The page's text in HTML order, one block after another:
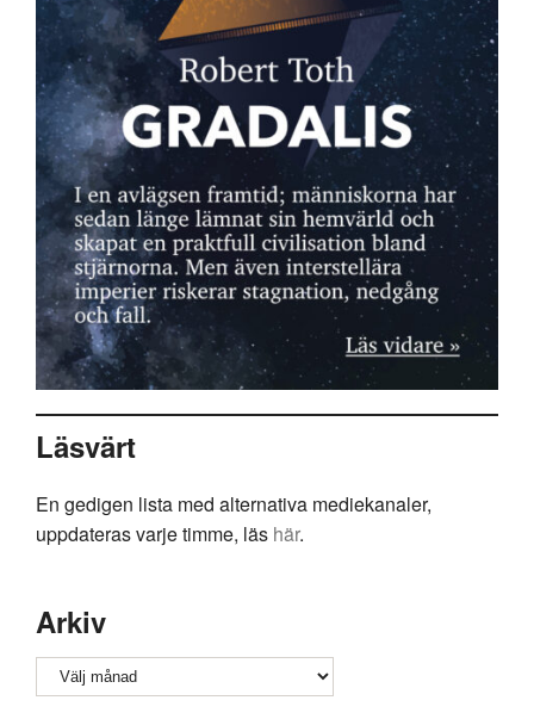
Läsvärt
En gedigen lista med alternativa mediekanaler,
uppdateras varje timme, läs här.
Arkiv
Arkiv